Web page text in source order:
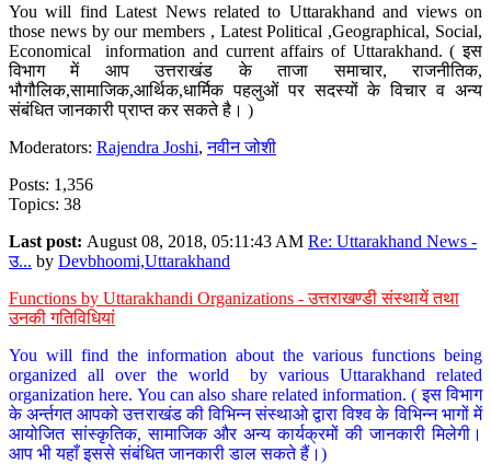
You will find Latest News related to Uttarakhand and views on
those news by our members , Latest Political ,Geographical, Social,
Economical information and current affairs of Uttarakhand. ( इस
विभाग में आप उत्तराखंड के ताजा समाचार, राजनीतिक,
भौगौलिक,सामाजिक,आर्थिक,धार्मिक पहलुओं पर सदस्यों के विचार व अन्य
संबंधित जानकारी प्राप्त कर सकते है। )
Moderators: Rajendra Joshi,नवीन जोशी
Posts: 1,356
Topics: 38
Last post: August 08, 2018, 05:11:43 AM Re: Uttarakhand News -
उ... by Devbhoomi,Uttarakhand
Functions by Uttarakhandi Organizations - उत्तराखण्डी संस्थायें तथा
उनकी गतिविधियां
You will find the information about the various functions being
organized all over the world by various Uttarakhand related
organization here. You can also share related information. ( इस विभाग
के अर्न्तगत आपको उत्तराखंड की विभिन्न संस्थाओ द्वारा विश्व के विभिन्न भागों में
आयोजित सांस्कृतिक, सामाजिक और अन्य कार्यक्रमों की जानकारी मिलेगी।
आप भी यहाँ इससे संबंधित जानकारी डाल सकते हैं।)